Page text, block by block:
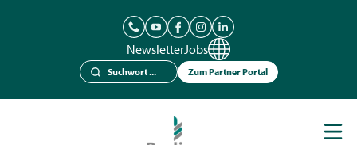
NewsletterJobs
Zum Partner Portal